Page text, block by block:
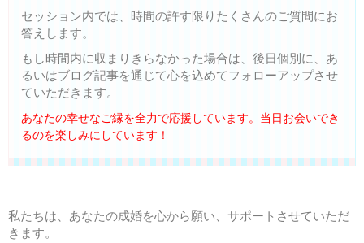
セッション内では、時間の許す限りたくさんのご質問にお
答えします。
もし時間内に収まりきらなかった場合は、後日個別に、あ
るいはブログ記事を通じて心を込めてフォローアップさせ
ていただきます。
あなたの幸せなご縁を全力で応援しています。当日お会いでき
るのを楽しみにしています！
私たちは、あなたの成婚を心から願い、サポートさせていただ
きます。